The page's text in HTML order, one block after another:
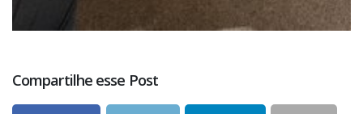
Compartilhe esse Post